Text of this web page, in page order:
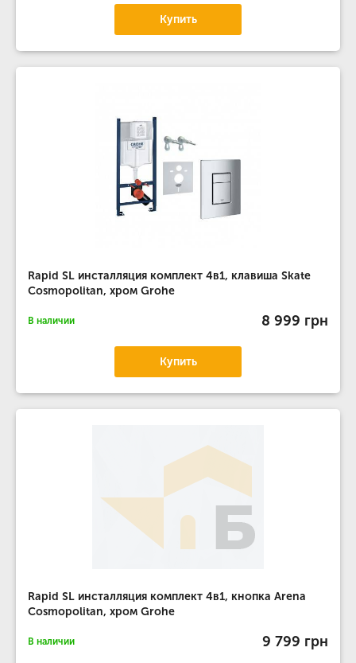
Купить
Rapid SL инсталляция комплект 4в1, клавиша Skate
Cosmopolitan, хром Grohe
В наличии 8 999 грн
Купить
Rapid SL инсталляция комплект 4в1, кнопка Arena
Cosmopolitan, хром Grohe
В наличии 9 799 грн